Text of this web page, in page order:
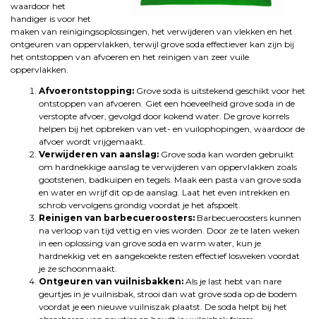
waardoor het
handiger is voor het
maken van reinigingsoplossingen, het verwijderen van vlekken en het
ontgeuren van oppervlakken, terwijl grove soda effectiever kan zijn bij
het ontstoppen van afvoeren en het reinigen van zeer vuile
oppervlakken.
Afvoerontstopping: Grove soda is uitstekend geschikt voor het
ontstoppen van afvoeren. Giet een hoeveelheid grove soda in de
verstopte afvoer, gevolgd door kokend water. De grove korrels
helpen bij het opbreken van vet- en vuilophopingen, waardoor de
afvoer wordt vrijgemaakt.
Verwijderen van aanslag: Grove soda kan worden gebruikt
om hardnekkige aanslag te verwijderen van oppervlakken zoals
gootstenen, badkuipen en tegels. Maak een pasta van grove soda
en water en wrijf dit op de aanslag. Laat het even intrekken en
schrob vervolgens grondig voordat je het afspoelt.
Reinigen van barbecueroosters: Barbecueroosters kunnen
na verloop van tijd vettig en vies worden. Door ze te laten weken
in een oplossing van grove soda en warm water, kun je
hardnekkig vet en aangekoekte resten effectief losweken voordat
je ze schoonmaakt.
Ontgeuren van vuilnisbakken: Als je last hebt van nare
geurtjes in je vuilnisbak, strooi dan wat grove soda op de bodem
voordat je een nieuwe vuilniszak plaatst. De soda helpt bij het